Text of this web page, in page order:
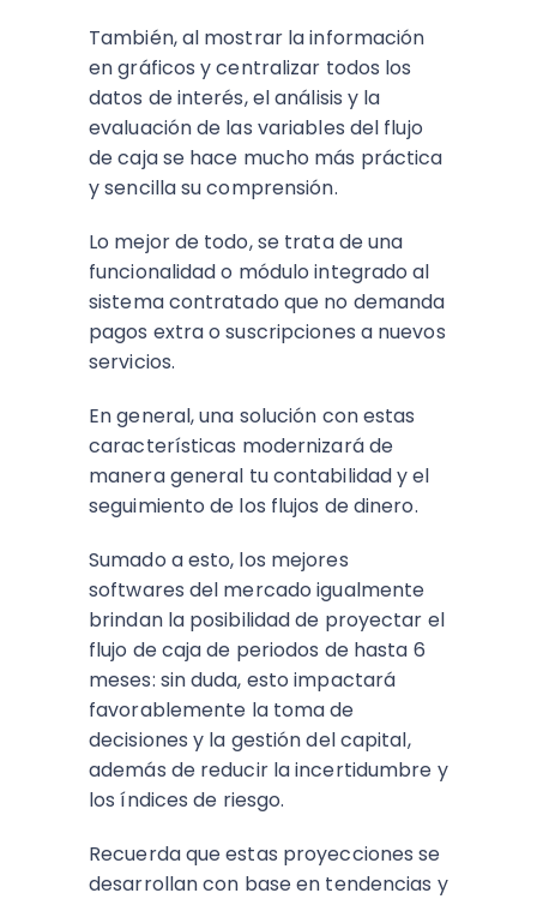
También, al mostrar la información
en gráficos y centralizar todos los
datos de interés, el análisis y la
evaluación de las variables del flujo
de caja se hace mucho más práctica
y sencilla su comprensión.
Lo mejor de todo, se trata de una
funcionalidad o módulo integrado al
sistema contratado que no demanda
pagos extra o suscripciones a nuevos
servicios.
En general, una solución con estas
características modernizará de
manera general tu contabilidad y el
seguimiento de los flujos de dinero.
Sumado a esto, los mejores
softwares del mercado igualmente
brindan la posibilidad de proyectar el
flujo de caja de periodos de hasta 6
meses: sin duda, esto impactará
favorablemente la toma de
decisiones y la gestión del capital,
además de reducir la incertidumbre y
los índices de riesgo.
Recuerda que estas proyecciones se
desarrollan con base en tendencias y